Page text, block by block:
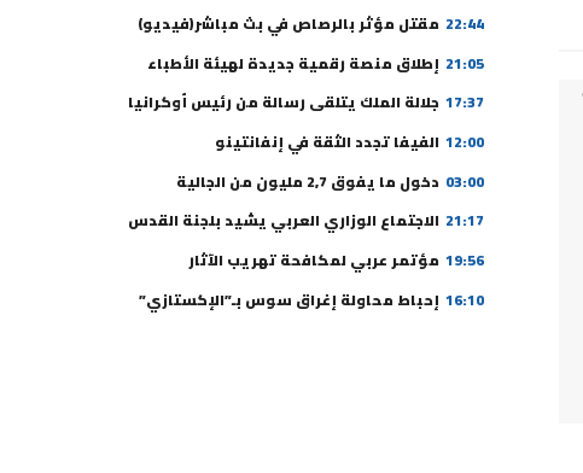
22:44 مقتل مؤثر بالرصاص في بث مباشر(فيديو)
21:05 إطلاق منصة رقمية جديدة لهيئة الأطباء
17:37 جلالة الملك يتلقى رسالة من رئيس أوكرانيا
12:00 الفيفا تجدد الثقة في إنفانتينو
03:00 دخول ما يفوق 2,7 مليون من الجالية
21:17 الاجتماع الوزاري العربي يشيد بلجنة القدس
19:56 مؤتمر عربي لمكافحة تهريب الآثار
16:10 إحباط محاولة إغراق سوس بـ”الإكستازي”